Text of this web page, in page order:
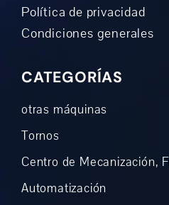
Política de privacidad
Condiciones generales
CATEGORÍAS
otras máquinas
Tornos
Centro de Mecanización,
Automatización